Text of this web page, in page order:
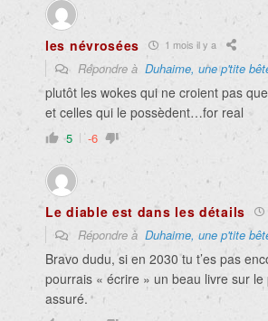
les névrosées 1 mois il y a
Répondre à Duhaime, une p'tite
plutôt les wokes qui ne croient pas
et celles qui le possèdent…for real
5 -6
Le diable est dans les détails
Répondre à Duhaime, une p'tite
Bravo dudu, si en 2030 tu t’es pas
pourrais « écrire » un beau livre sur le
assuré.